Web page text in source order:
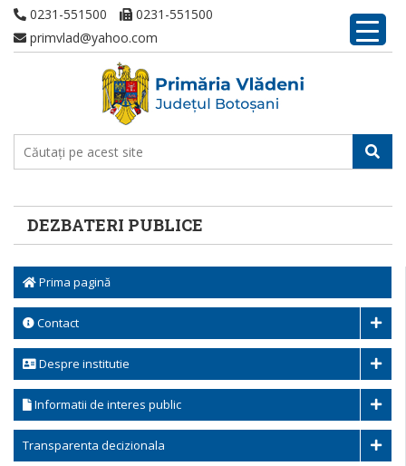
0231-551500
0231-551500
primvlad@yahoo.com
DEZBATERI PUBLICE
Prima pagină
Contact
Despre institutie
Informatii de interes public
Transparenta decizionala